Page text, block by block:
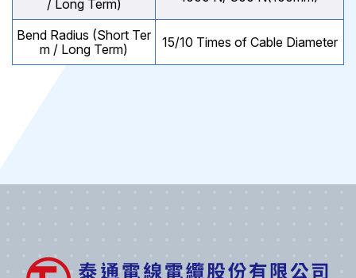
/ Long Term)
Bend Radius (Short Ter
m / Long Term)
15/10 Times of Cable Diameter